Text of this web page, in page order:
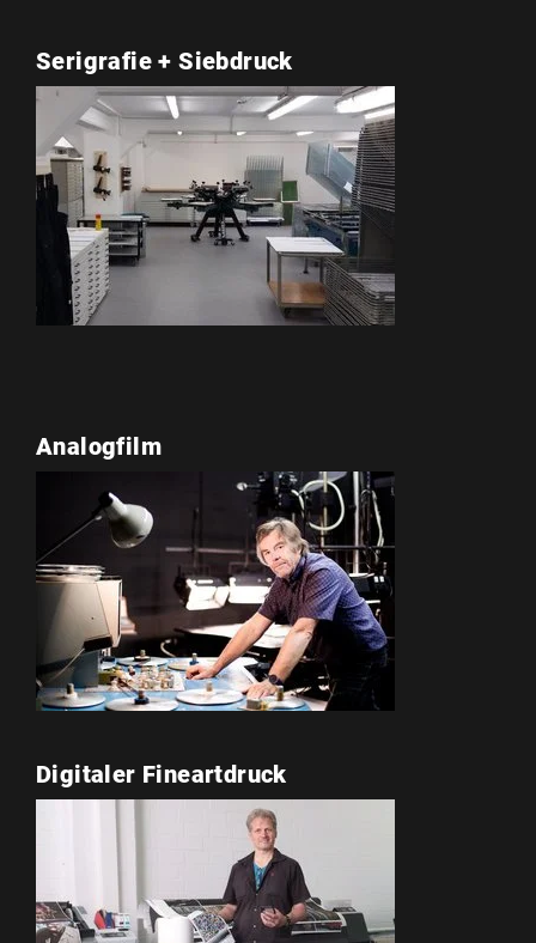
Serigrafie + Siebdruck
Analogfilm
Digitaler Fineartdruck